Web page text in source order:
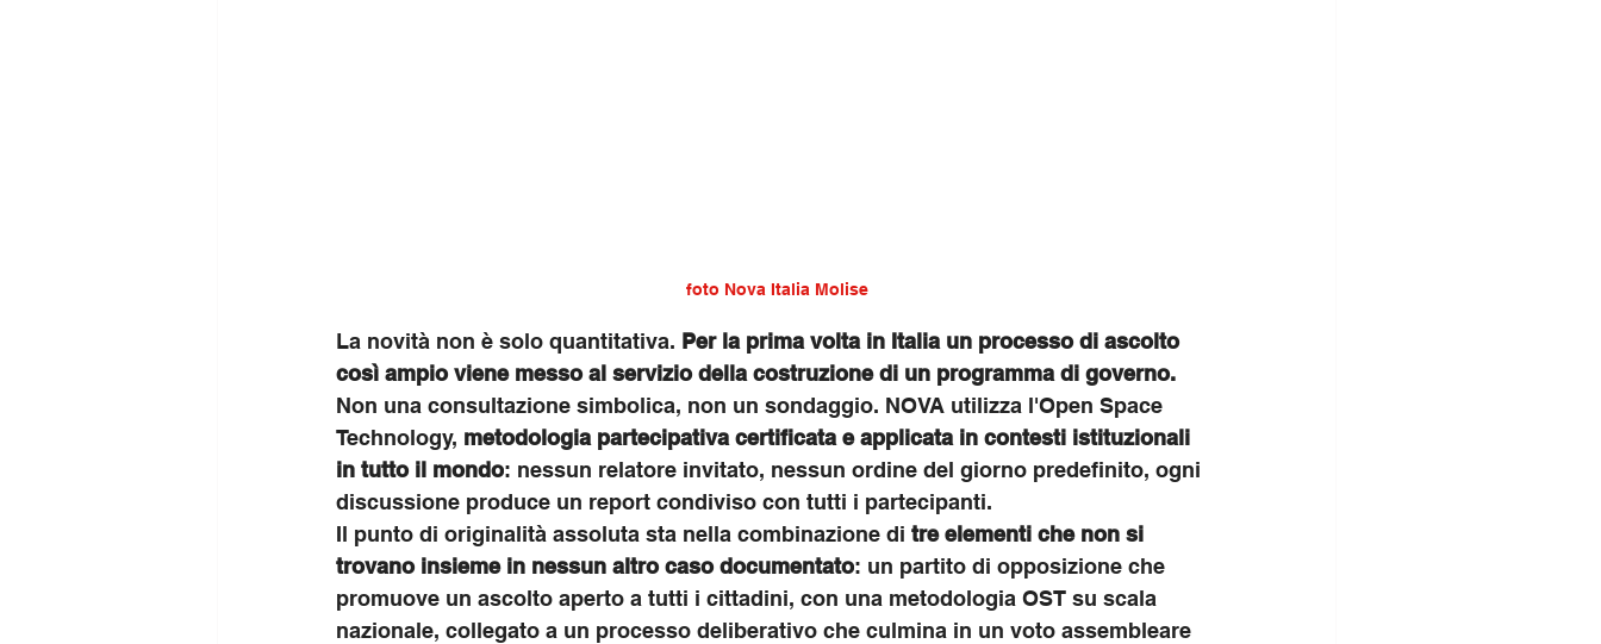
foto Nova Italia Molise
La novità non è solo quantitativa. Per la prima volta in Italia un processo di ascolto
così ampio viene messo al servizio della costruzione di un programma di governo.
Non una consultazione simbolica, non un sondaggio. NOVA utilizza l'Open Space
Technology, metodologia partecipativa certificata e applicata in contesti istituzionali
in tutto il mondo: nessun relatore invitato, nessun ordine del giorno predefinito, ogni
discussione produce un report condiviso con tutti i partecipanti.
Il punto di originalità assoluta sta nella combinazione di tre elementi che non si
trovano insieme in nessun altro caso documentato: un partito di opposizione che
promuove un ascolto aperto a tutti i cittadini, con una metodologia OST su scala
nazionale, collegato a un processo deliberativo che culmina in un voto assembleare